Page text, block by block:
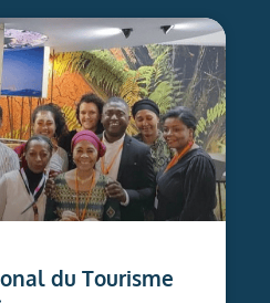
du Tourisme